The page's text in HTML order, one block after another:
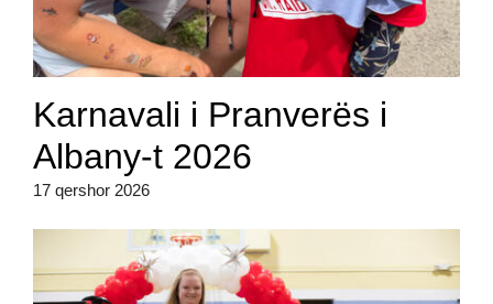
Karnavali i Pranverës i
Albany-t 2026
17 qershor 2026